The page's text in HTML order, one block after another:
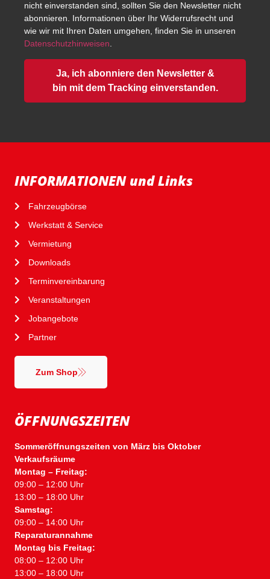
nicht einverstanden sind, sollten Sie den Newsletter nicht
abonnieren. Informationen über Ihr Widerrufsrecht und
wie wir mit Ihren Daten umgehen, finden Sie in unseren
Datenschutzhinweisen
Ja, ich abonniere den Newsletter &
bin mit dem Tracking einverstanden.
ÖFFNUNGSZEITEN
Sommeröffnungszeiten von März bis Oktober
Verkaufsräume
Montag – Freitag:
09:00 – 12:00 Uhr
13:00 – 18:00 Uhr
Samstag:
09:00 – 14:00 Uhr
Reparaturannahme
Montag bis Freitag:
08:00 – 12:00 Uhr
13:00 – 18:00 Uhr
INFORMATIONEN und Links
Fahrzeugbörse
Werkstatt & Service
Vermietung
Downloads
Terminvereinbarung
Veranstaltungen
Jobangebote
Partner
Zum Shop